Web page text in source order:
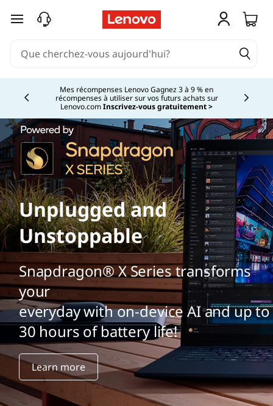
passer au contenu principal
Mes récompenses Lenovo Gagnez 3 à 9 % en
récompenses à utiliser sur vos futurs achats sur
Lenovo.comInscrivez-vous gratuitement >
Currently displaying item 2 of
Unplugged and
Unstoppable
Snapdragon® X Series transforms
your
everyday with on-device AI and up to
30 hours of battery life!
Learn more